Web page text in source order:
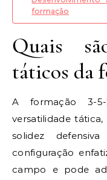
formação
Quais
táticos da
A formação 3-
versatilidade
solidez
configuração
campo e pode